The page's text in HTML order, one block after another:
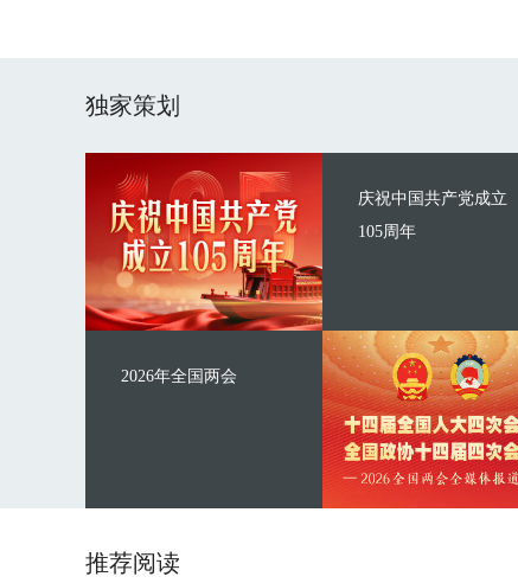
独家策划
庆祝中国共产党成立
105周年
2026年全国两会
推荐阅读